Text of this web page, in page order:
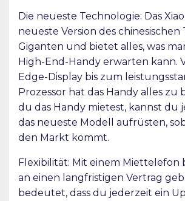
Die neueste Technologie: Das
neueste Version des chinesischen
Giganten und bietet alles, was
High-End-Handy erwarten kann.
Edge-Display bis zum
Prozessor hat das Handy alles zu
du das Handy mietest, kannst du
das neueste Modell aufrüsten,
den Markt kommt.
Flexibilität: Mit einem Miettelefon
an einen langfristigen Vertrag
bedeutet, dass du jederzeit ein